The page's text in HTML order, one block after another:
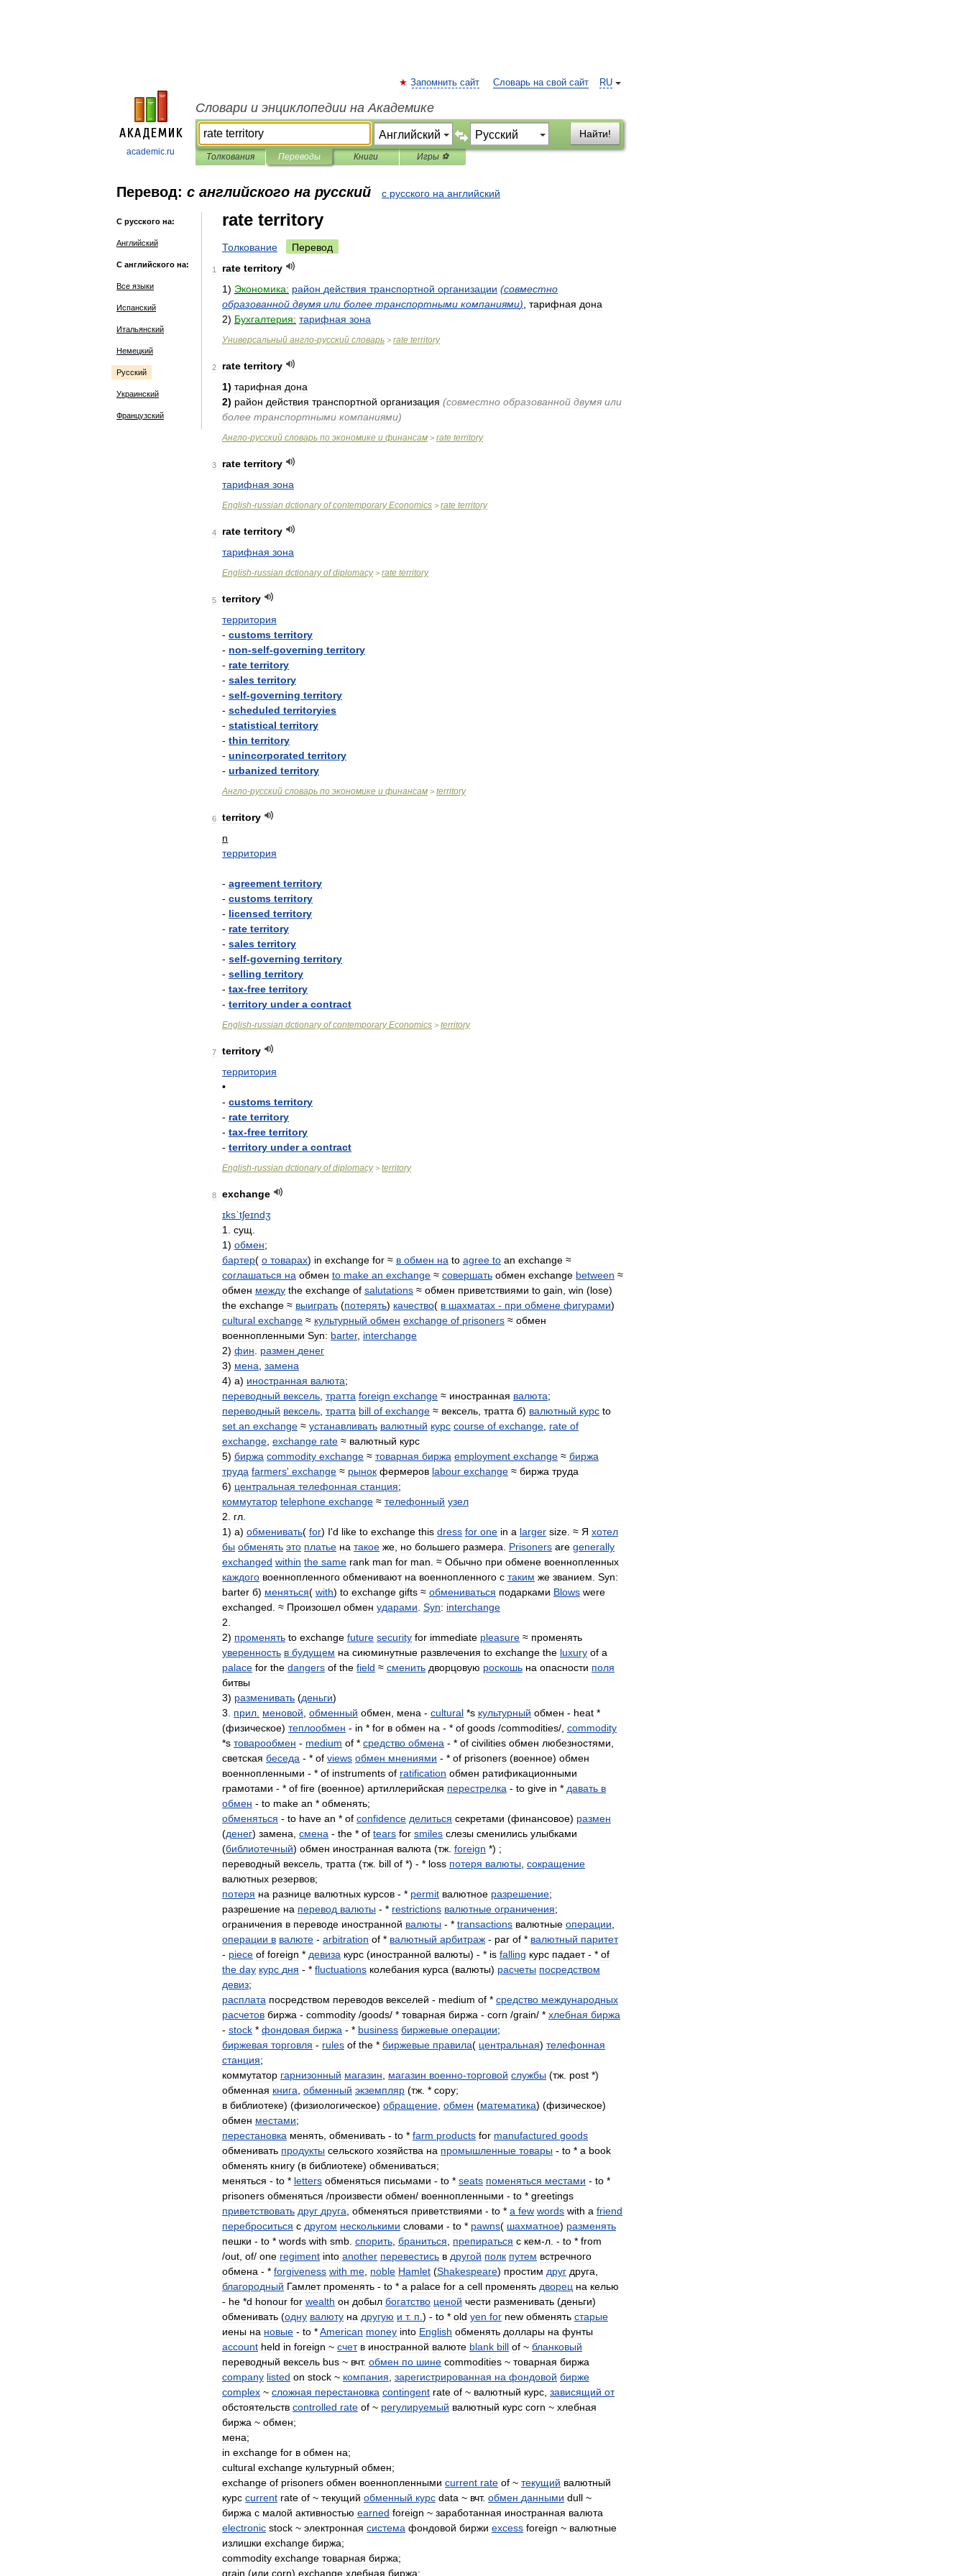
academic.ru
RU
Запомнить сайт Словарь на свой сайт
Словари и энциклопедии на Академике
Найти!
Толкования Переводы Книги Игры ⚽
Перевод: с английского на русский с русского на английский
С русского на:
Английский
С английского на:
Все языки
Испанский
Итальянский
Немецкий
Русский
Украинский
Французский
rate territory
Толкование Перевод
1 rate territory
1) Экономика: район действия транспортной организации (совместно
образованной двумя или более транспортными компаниями) тарифная дона
2) Бухгалтерия: тарифная зона
Универсальный англо-русский словарь > rate territory
2 rate territory
1) тарифная дона
2) район действия транспортной организация (совместно образованной двумя или
более транспортными компаниями)
Англо-русский словарь по экономике и финансам > rate territory
3 rate territory
тарифная зона
English-russian dctionary of contemporary Economics > rate territory
4 rate territory
тарифная зона
English-russian dctionary of diplomacy> rate territory
5
territory
территория
- customs territory
- non-self-governing territory
- rate territory
- sales territory
- self-governing territory
- scheduled territoryies
- statistical territory
- thin territory
- unincorporated territory
- urbanized territory
Англо-русский словарь по экономике и финансам > territory
6
territory
n
территория
- agreement territory
- customs territory
- licensed territory
- rate territory
- sales territory
- self-governing territory
- selling territory
- tax-free territory
- territory under a contract
English-russian dctionary of contemporary Economics > territory
7
territory
территория
•
- customs territory
- rate territory
- tax-free territory
- territory under a contract
English-russian dctionary of diplomacy> territory
8
exchange
ɪksˈtʃeɪndʒ
1
сущ
1) обмен;
бартер( о товарах) in exchange for ≈ в обмен на to agree to an exchange ≈
соглашаться на обмен to make an exchange ≈ совершать обмен exchange between ≈
обмен между the exchange of salutations ≈ обмен приветствиями to gain win (lose)
the exchange ≈ выиграть (потерять) качество( в шахматах - при обмене фигурами)
cultural exchange ≈ культурный обмен exchange of prisoners ≈ обмен
военнопленными Syn: barter, interchange
2) фин размен денег
3) мена замена
4) а) иностранная валюта;
переводный вексель тратта foreign exchange ≈ иностранная валюта;
переводный вексель тратта bill of exchange ≈ вексель тратта б) валютный курс to
set an exchange ≈ устанавливать валютный курс course of exchange rate of
exchange exchange rate ≈ валютный курс
5) биржа commodity exchange ≈ товарная биржа employment exchange ≈ биржа
труда farmers' exchange ≈ рынок фермеров labour exchange ≈ биржа труда
6) центральная телефонная станция;
коммутатор telephone exchange ≈ телефонный узел
2
гл
1) а) обменивать( for) I'd like to exchange this dress for one in a larger size . ≈ Я хотел
бы обменять это платье на такое же но большего размера Prisoners are generally
exchanged within the same rank man for man . ≈ Обычно при обмене военнопленных
каждого военнопленного обменивают на военнопленного с таким же званием Syn:
barter б) меняться( with) to exchange gifts ≈ обмениваться подарками Blows were
exchanged . ≈ Произошел обмен ударами Syn: interchange
2
2) променять to exchange future security for immediate pleasure ≈ променять
уверенность в будущем на сиюминутные развлечения to exchange the luxury of a
palace for the dangers of the field ≈ сменить дворцовую роскошь на опасности поля
битвы
3) разменивать (деньги)
3
прил меновой обменный обмен мена - cultural *s культурный обмен - heat *
(физическое) теплообмен - in * for в обмен на - * of goods /commodities/, commodity
*s товарообмен - medium of * средство обмена - * of civilities обмен любезностями
светская беседа - * of views обмен мнениями - * of prisoners (военное) обмен
военнопленными - * of instruments of ratification обмен ратификационными
грамотами - * of fire (военное) артиллерийская перестрелка - to give in * давать в
обмен - to make an * обменять;
обменяться - to have an * of confidence делиться секретами (финансовое) размен
(денег) замена смена - the * of tears for smiles слезы сменились улыбками
(библиотечный) обмен иностранная валюта (тж foreign *) ;
переводный вексель тратта (тж bill of *) - * loss потеря валюты сокращение
валютных резервов;
потеря на разнице валютных курсов - * permit валютное разрешение;
разрешение на перевод валюты - * restrictions валютные ограничения;
ограничения в переводе иностранной валюты - * transactions валютные операции
операции в валюте - arbitration of * валютный арбитраж - par of * валютный паритет
- piece of foreign * девиза курс (иностранной валюты) - * is falling курс падает- * of
the day курс дня - * fluctuations колебания курса (валюты) расчеты посредством
девиз;
расплата посредством переводов векселей - medium of * средство международных
расчетов биржа - commodity /goods/ * товарная биржа - corn /grain/ * хлебная биржа
- stock * фондовая биржа - * business биржевые операции;
биржевая торговля - rules of the * биржевые правила( центральная) телефонная
станция;
коммутатор гарнизонный магазин магазин военно-торговой службы (тж post *)
обменная книга обменный экземпляр (тж . * copy;
в библиотеке) (физиологическое) обращение обмен (математика) (физическое)
обмен местами;
перестановка менять обменивать - to * farm products for manufactured goods
обменивать продукты сельского хозяйства на промышленные товары - to * a book
обменять книгу (в библиотеке) обмениваться;
меняться - to * letters обменяться письмами - to * seats поменяться местами - to *
prisoners обменяться /произвести обмен/ военнопленными - to * greetings
приветствовать друг друга обменяться приветствиями - to * a few words with a friend
переброситься с другом несколькими словами - to * pawns( шахматное) разменять
пешки - to * words with smb спорить браниться препираться с кем-л . - to * from
/out of/ one regiment into another перевестись в другой полк путем встречного
обмена - * forgiveness with me noble Hamlet (Shakespeare) простим друг друга
благородный Гамлет променять - to * a palace for a cell променять дворец на келью
- he *d honour for wealth он добыл богатство ценой чести разменивать (деньги)
обменивать (одну валюту на другую и т. п ) - to * old yen for new обменять старые
иены на новые - to *American money into English обменять доллары на фунты
account held in foreign ~ счет в иностранной валюте blank bill of ~ бланковый
переводный вексель bus ~ вчт. обмен по шине commodities ~ товарная биржа
company listed on stock ~ компания зарегистрированная на фондовой бирже
complex ~ сложная перестановка contingent rate of ~ валютный курс зависящий от
обстоятельств controlled rate of ~ регулируемый валютный курс corn ~ хлебная
биржа ~ обмен;
мена;
in exchange for в обмен на;
cultural exchange культурный обмен;
exchange of prisoners обмен военнопленными current rate of ~ текущий валютный
курс current rate of ~ текущий обменный курс data ~ вчт. обмен данными dull ~
биржа с малой активностью earned foreign ~ заработанная иностранная валюта
electronic stock ~ электронная система фондовой биржи excess foreign ~ валютные
излишки exchange биржа;
commodity exchange товарная биржа;
grain (или corn) exchange хлебная биржа;